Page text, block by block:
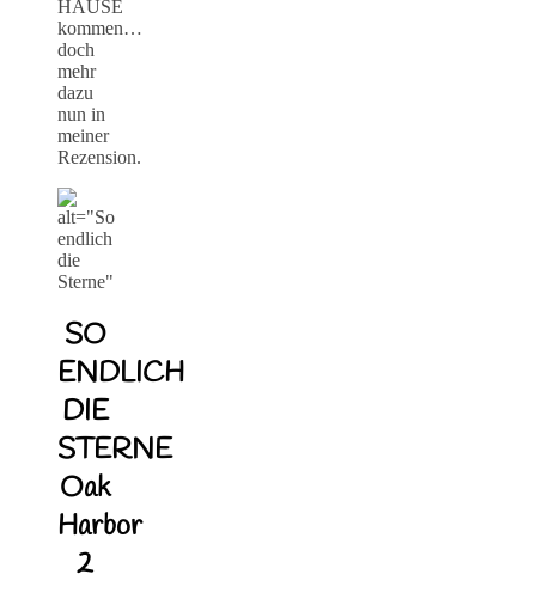
HAUSE
kommen…
doch
mehr
dazu
nun in
meiner
Rezension.
SO
ENDLICH
DIE
STERNE
Oak
Harbor
2